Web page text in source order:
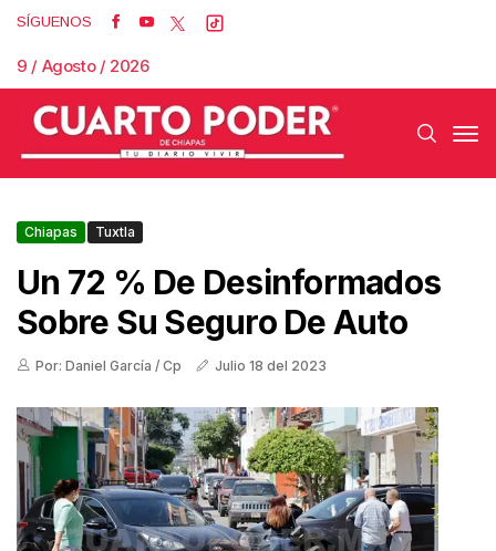
SÍGUENOS
9 / Agosto / 2026
Chiapas Tuxtla
Un 72 % De Desinformados
Sobre Su Seguro De Auto
Por: Daniel García / Cp Julio 18 del 2023